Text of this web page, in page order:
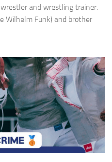
and wrestling trainer.
Wilhelm Funk) and brother